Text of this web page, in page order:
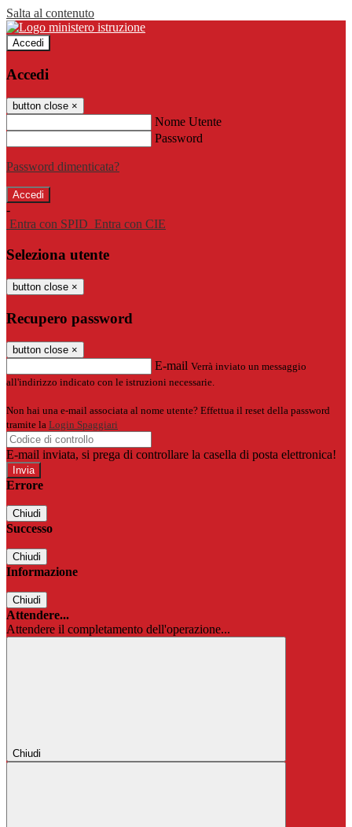
Salta al contenuto
Accedi
Accedi
button close ×
Nome Utente
Password
Password dimenticata?
-
Entra con SPID Entra con CIE
Seleziona utente
button close ×
Recupero password
button close ×
E-mail Verrà inviato un messaggio
all'indirizzo indicato con le istruzioni necessarie.
Non hai una e-mail associata al nome utente? Effettua il reset della password
tramite la Login Spaggiari
E-mail inviata, si prega di controllare la casella di posta elettronica!
Errore
Chiudi
Successo
Chiudi
Informazione
Chiudi
Attendere...
Attendere il completamento dell'operazione...
Chiudi